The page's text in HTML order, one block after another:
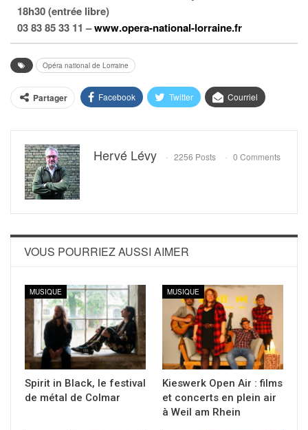
18h30 (entrée libre)
03 83 85 33 11 –www.opera-national-lorraine.fr
Opéra national de Lorraine
Partager Facebook Twitter Courriel
Hervé Lévy 2256 Posts 0 Comments
VOUS POURRIEZ AUSSI AIMER
MUSIQUE
Spirit in Black, le festival
de métal de Colmar
MUSIQUE
Kieswerk Open Air : films
et concerts en plein air
à Weil am Rhein